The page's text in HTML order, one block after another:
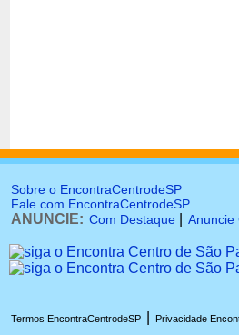
Sobre o EncontraCentrodeSP
Fale com EncontraCentrodeSP
ANUNCIE: Com Destaque Anuncie
Termos EncontraCentrodeSP Privacidade